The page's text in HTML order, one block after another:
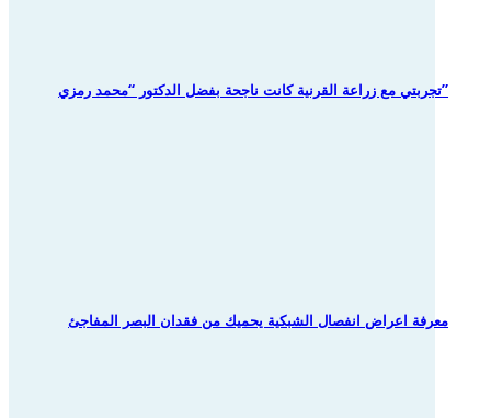
تجربتي مع زراعة القرنية كانت ناجحة بفضل الدكتور “محمد رمزي”
معرفة اعراض انفصال الشبكية يحميك من فقدان البصر المفاجئ